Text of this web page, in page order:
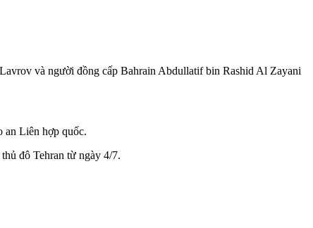
và người đồng cấp Bahrain Abdullatif bin Rashid Al Zayani
an Liên hợp quốc.
đô Tehran từ ngày 4/7.